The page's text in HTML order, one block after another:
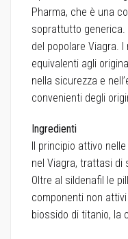
Pharma, che è una
soprattutto generica.
del popolare Viagra.
equivalenti agli
nella sicurezza e
convenienti degli
Ingredienti
Il principio attivo
nel Viagra, trattasi
Oltre al sildenafil le
componenti non
biossido di titanio, la